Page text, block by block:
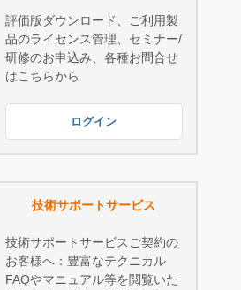
評価版ダウンロード、ご利用製
品のライセンス管理、セミナー/
研修のお申込み、各種お問合せ
はこちらから
ログイン
技術サポートサービス
技術サポートサービスご契約の
お客様へ：豊富なテクニカル
FAQやマニュアル等を閲覧いた